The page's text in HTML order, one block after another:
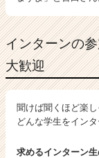
インターンの
大歓迎
聞けば聞くほど楽
どんな学生をイン
求めるインターン